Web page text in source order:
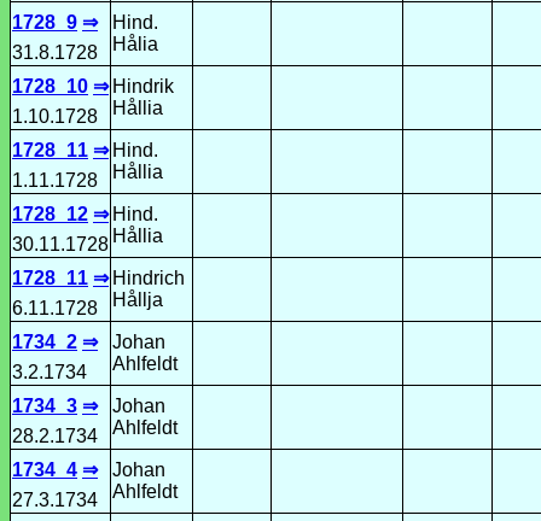
1728_9 ⇒
31.8.1728
Hind.
Hålia
1728_10 ⇒
1.10.1728
Hindrik
Hållia
1728_11 ⇒
1.11.1728
Hind.
Hållia
1728_12 ⇒
30.11.1728
Hind.
Hållia
1728_11 ⇒
6.11.1728
Hindrich
Hållja
1734_2 ⇒
3.2.1734
Johan
Ahlfeldt
1734_3 ⇒
28.2.1734
Johan
Ahlfeldt
1734_4 ⇒
27.3.1734
Johan
Ahlfeldt